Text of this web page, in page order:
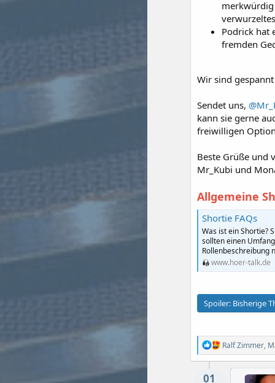
merkwürdig
Podrick hat
fremden
Wir sind
Sendet uns,
kann sie gerne
freiwilligen
Beste Grüße und
Mr_Kubi und
Allgemeine
Shortie FAQs
Was ist ein Shortie?
sollten einen
Rollenbeschreibung
www.hoer-talk.de
Spoiler: Bisherige
R
e
a
Ralf Zimmer,
01